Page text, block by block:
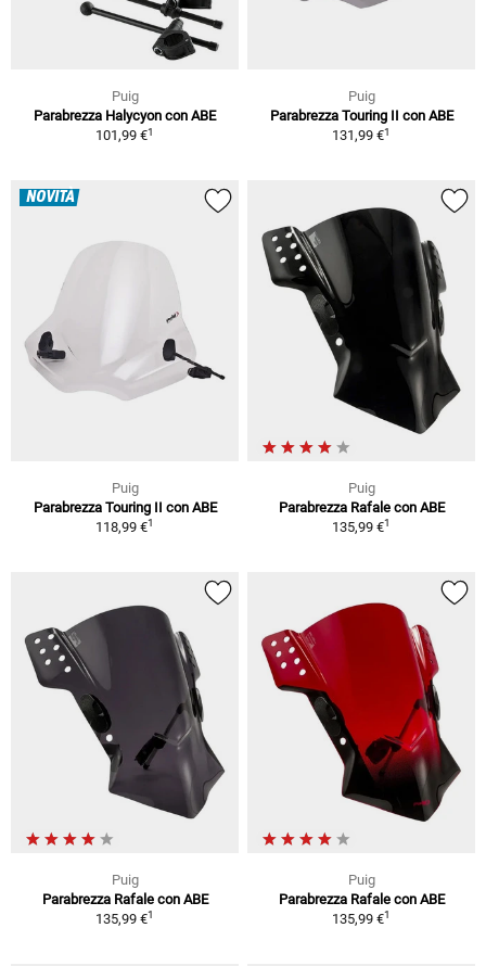
Puig
Parabrezza Halycyon con ABE
101,99 €1
Puig
Parabrezza Touring II con ABE
131,99 €1
NOVITÀ
Puig
Parabrezza Touring II con ABE
118,99 €1
Puig
Parabrezza Rafale con ABE
135,99 €1
Puig
Parabrezza Rafale con ABE
135,99 €1
Puig
Parabrezza Rafale con ABE
135,99 €1